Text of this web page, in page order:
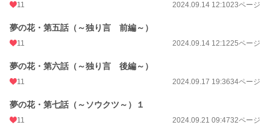
11 2024.09.14 12:1023ページ
夢の花・第五話（～独り言 前編～）
11 2024.09.14 12:1225ページ
夢の花・第六話（～独り言 後編～）
11 2024.09.17 19:3634ページ
夢の花・第七話（～ソウクツ～）１
11 2024.09.21 09:4732ページ